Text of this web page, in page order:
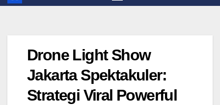
Drone Light Show
Jakarta Spektakuler:
Strategi Viral Powerful